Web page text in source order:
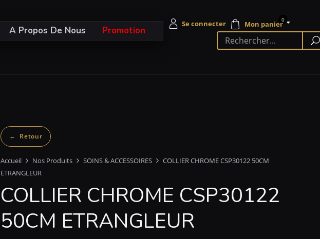
A Propos De Nous Promotion
0
Accueil Nos Produits SOINS & ACCESSOIRES
COLLIER CHROME CSP30122 50CM
ETRANGLEUR
COLLIER CHROME CSP30122
50CM ETRANGLEUR